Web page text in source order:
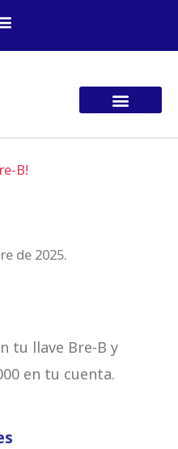
B!
de 2025.
tu llave Bre-B y
en tu cuenta.